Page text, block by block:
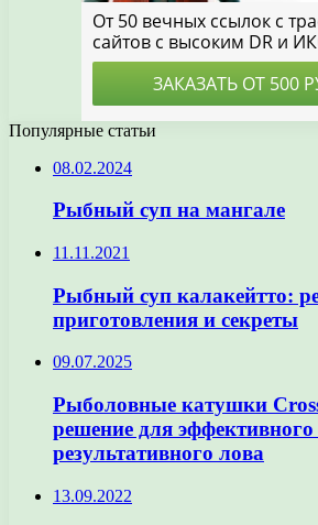
Популярные статьи
08.02.2024
Рыбный суп на мангале
11.11.2021
Рыбный суп калакейтто:
приготовления и секреты
09.07.2025
Рыболовные катушки
решение для
результативного лова
13.09.2022